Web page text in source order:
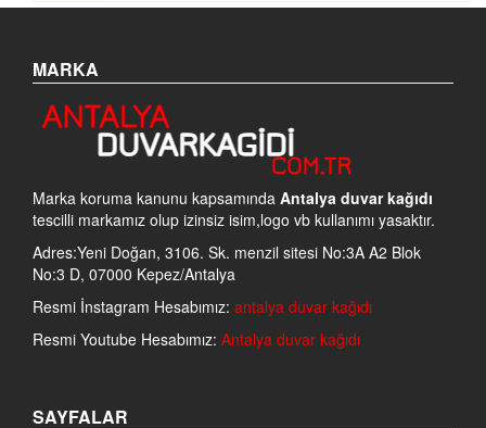
MARKA
Marka koruma kanunu kapsamında Antalya duvar kağıdı
tescilli markamız olup izinsiz isim,logo vb kullanımı yasaktır.
Adres:Yeni Doğan, 3106. Sk. menzil sitesi No:3A A2 Blok
No:3 D, 07000 Kepez/Antalya
Resmi İnstagram Hesabımız: antalya duvar kağıdı
Resmi Youtube Hesabımız: Antalya duvar kağıdı
SAYFALAR